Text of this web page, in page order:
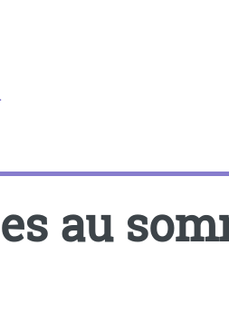
au